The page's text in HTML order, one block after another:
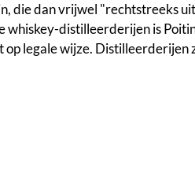
die dan vrijwel "rechtstreeks
distilleerderijen is
legale wijze. Distilleerderijen